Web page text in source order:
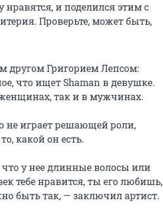
нравятся, и поделился этим с
Проверьте, может быть,
другом Григорием Лепсом:
что ищет Shaman в девушке.
так и в мужчинах.
не играет решающей роли,
какой он есть.
у нее длинные волосы или
тебе нравится, ты его любишь,
быть так, — заключил артист.